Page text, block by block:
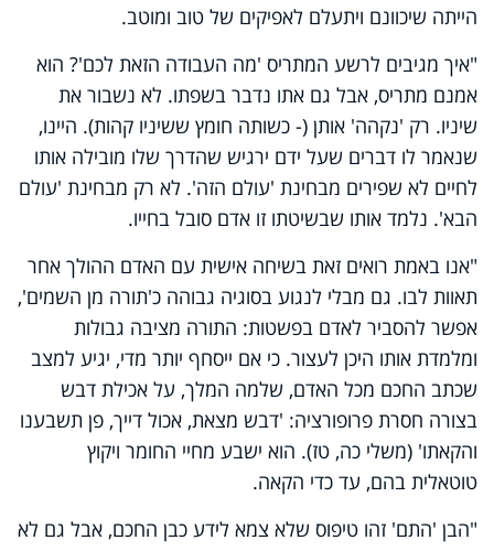
הייתה שיכוונם ויתעלם לאפיקים של טוב ומוטב.
"איך מגיבים לרשע המתריס 'מה העבודה הזאת לכם'? הוא
אמנם מתריס, אבל גם אתו נדבר בשפתו. לא נשבור את
שיניו. רק 'נקהה' אותן (- כשותה חומץ ששיניו קהות). היינו,
שנאמר לו דברים שעל ידם ירגיש שהדרך שלו מובילה אותו
לחיים לא שפירים מבחינת 'עולם הזה'. לא רק מבחינת 'עולם
הבא'. נלמד אותו שבשיטתו זו אדם סובל בחייו.
"אנו באמת רואים זאת בשיחה אישית עם האדם ההולך אחר
תאוות לבו. גם מבלי לנגוע בסוגיה גבוהה כ'תורה מן השמים',
אפשר להסביר לאדם בפשטות: התורה מציבה גבולות
ומלמדת אותו היכן לעצור. כי אם ייסחף יותר מדי, יגיע למצב
שכתב החכם מכל האדם, שלמה המלך, על אכילת דבש
בצורה חסרת פרופורציה: 'דבש מצאת, אכול דייך, פן תשבענו
והקאתו' (משלי כה, טז). הוא ישבע מחיי החומר ויקוץ
טוטאלית בהם, עד כדי הקאה.
"הבן 'התם' זהו טיפוס שלא צמא לידע כבן החכם, אבל גם לא